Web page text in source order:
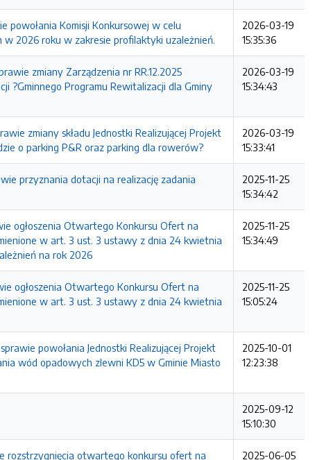
powołania Komisji Konkursowej w celu
2026 roku w zakresie profilaktyki uzależnień.
2026-03-19
15:35:36
zmiany Zarządzenia nr RR.12.2025
?Gminnego Programu Rewitalizacji dla Gminy
2026-03-19
15:34:43
zmiany składu Jednostki Realizującej Projekt
o parking P&R oraz parking dla rowerów?
2026-03-19
15:33:41
przyznania dotacji na realizację zadania
2025-11-25
15:34:42
ogłoszenia Otwartego Konkursu Ofert na
w art. 3 ust. 3 ustawy z dnia 24 kwietnia
na rok 2026
2025-11-25
15:34:49
ogłoszenia Otwartego Konkursu Ofert na
w art. 3 ust. 3 ustawy z dnia 24 kwietnia
2025-11-25
15:05:24
powołania Jednostki Realizującej Projekt
wód opadowych zlewni KD5 w Gminie Miasto
2025-10-01
12:23:38
2025-09-12
15:10:30
rozstrzygnięcia otwartego konkursu ofert na
2025-06-05